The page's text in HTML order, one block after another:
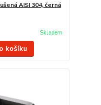
AISI 304, černá
Skladem
košíku